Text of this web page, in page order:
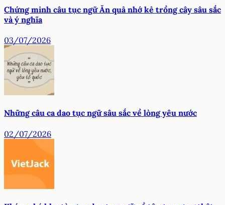
Chứng minh câu tục ngữ Ăn quả nhớ kẻ trồng cây sâu sắc
và ý nghĩa
03/07/2026
Những câu ca dao tục ngữ sâu sắc về lòng yêu nước
02/07/2026